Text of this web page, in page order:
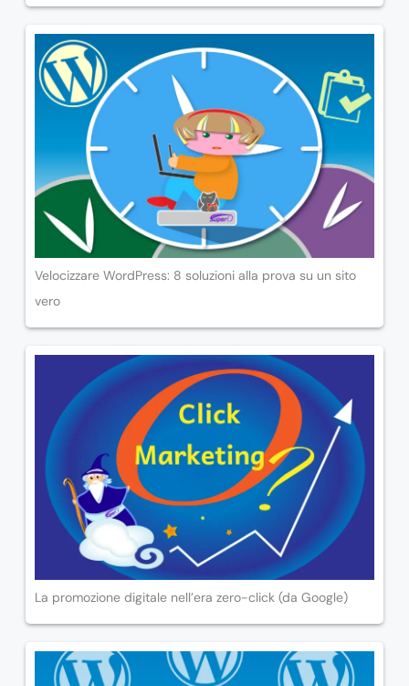
Velocizzare WordPress: 8 soluzioni alla prova su un sito
vero
La promozione digitale nell’era zero-click (da Google)